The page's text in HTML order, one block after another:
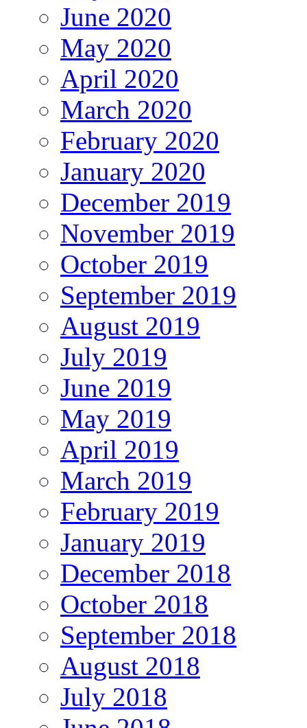
June 2020
May 2020
April 2020
March 2020
February 2020
January 2020
December 2019
November 2019
October 2019
September 2019
August 2019
July 2019
June 2019
May 2019
April 2019
March 2019
February 2019
January 2019
December 2018
October 2018
September 2018
August 2018
July 2018